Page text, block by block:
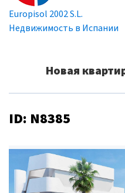
Europisol 2002 S.L.
Недвижимость в Испании
Новая
ID: N8385